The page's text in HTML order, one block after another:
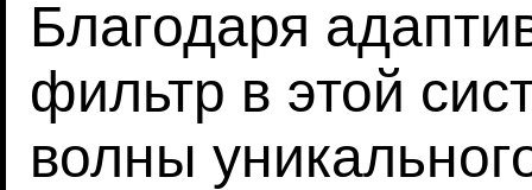
Благодаря
фильтр в этой
волны